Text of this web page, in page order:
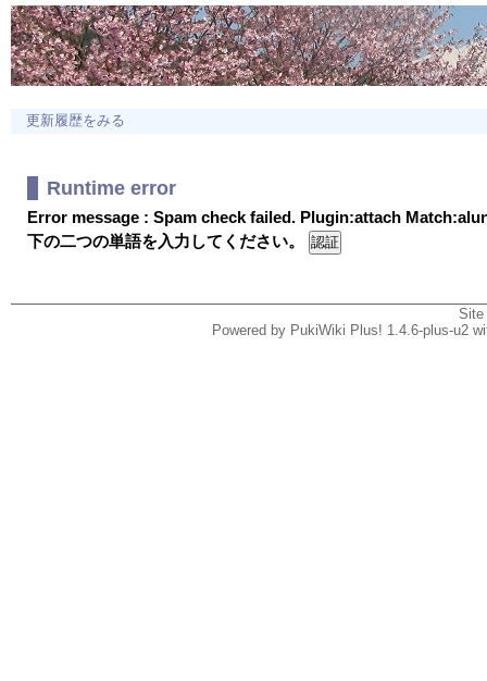
更新履歴をみる
Runtime error
Error message : Spam check failed. Plugin:attach
下の二つの単語を入力してください。
Powered by PukiWiki Plus! 1.4.6-plus-u2